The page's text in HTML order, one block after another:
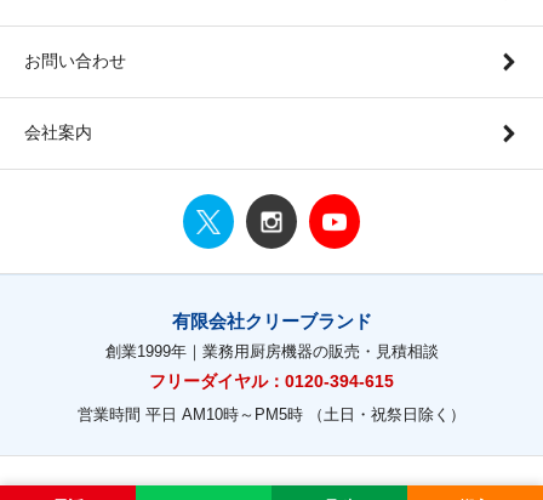
お問い合わせ
会社案内
有限会社クリーブランド
創業1999年｜業務用厨房機器の販売・見積相談
フリーダイヤル：0120-394-615
営業時間 平日 AM10時～PM5時 （土日・祝祭日除く）